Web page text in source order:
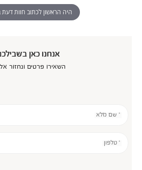
היה הראשון לכתוב חוות דעת
אנחנו כאן
השאירו פרטים ונחזור
* שם מלא
* טלפון